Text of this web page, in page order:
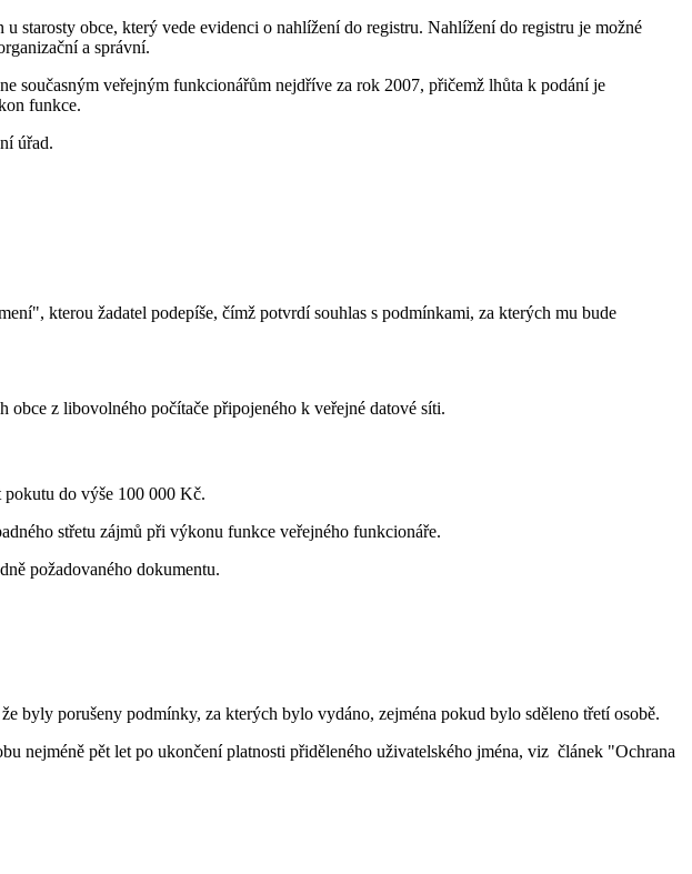
starosty obce, který vede evidenci o nahlížení do registru. Nahlížení do registru je možné
a správní.
současným veřejným funkcionářům nejdříve za rok 2007, přičemž lhůta k podání je
funkce.
úřad.
kterou žadatel podepíše, čímž potvrdí souhlas s podmínkami, za kterých mu bude
obce z libovolného počítače připojeného k veřejné datové síti.
pokutu do výše 100 000 Kč.
střetu zájmů při výkonu funkce veřejného funkcionáře.
požadovaného dokumentu.
byly porušeny podmínky, za kterých bylo vydáno, zejména pokud bylo sděleno třetí osobě.
nejméně pět let po ukončení platnosti přiděleného uživatelského jména, viz článek "Ochrana